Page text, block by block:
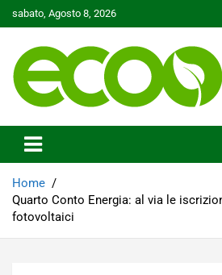
to
sabato, Agosto 8, 2026
Ecoo.it
Home
Quarto Conto Energia: al via le
fotovoltaici